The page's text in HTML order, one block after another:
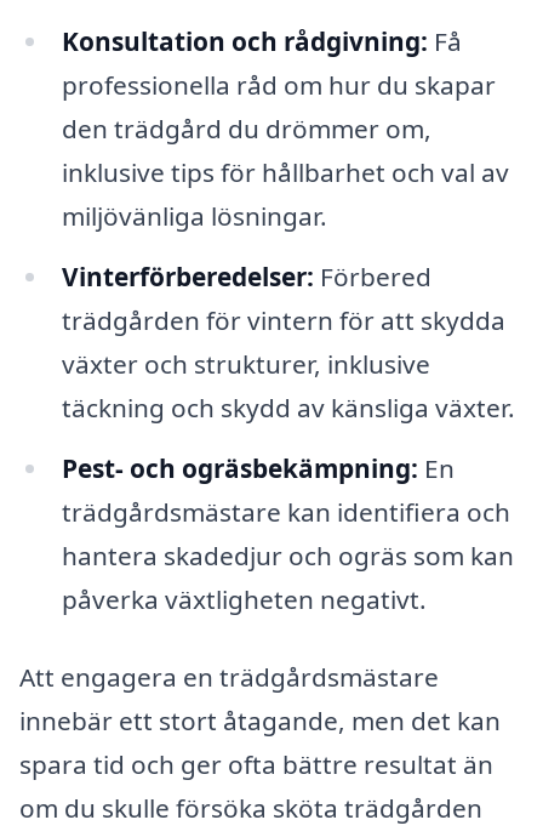
Konsultation och rådgivning: Få
professionella råd om hur du skapar
den trädgård du drömmer om,
inklusive tips för hållbarhet och val av
miljövänliga lösningar.
Vinterförberedelser: Förbered
trädgården för vintern för att skydda
växter och strukturer, inklusive
täckning och skydd av känsliga växter.
Pest- och ogräsbekämpning: En
trädgårdsmästare kan identifiera och
hantera skadedjur och ogräs som kan
påverka växtligheten negativt.
Att engagera en trädgårdsmästare
innebär ett stort åtagande, men det kan
spara tid och ger ofta bättre resultat än
om du skulle försöka sköta trädgården